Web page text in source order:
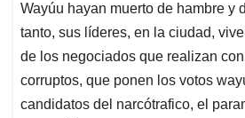
Wayúu hayan muerto de hambre y
tanto, sus líderes, en la ciudad,
de los negociados que realizan
corruptos, que ponen los votos
candidatos del narcótrafico, el